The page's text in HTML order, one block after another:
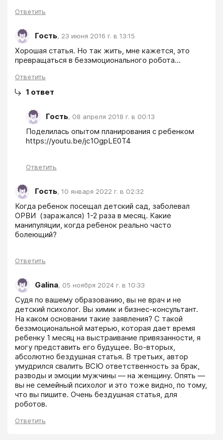
Ответить
Гость, 23 июня 2016 г. в 13:15
Хорошая статья. Но так жить, мне кажется, это
превращаться в безэмоционального робота...
Ответить
1 ответ
Гость, 08 апреля 2018 г. в 00:13
Поделилась опытом планирования с ребенком
https://youtu.be/jc1OgpLE0T4
Ответить
Гость, 10 января 2022 г. в 02:32
Когда ребенок посещал детский сад, заболевал
ОРВИ  (заражался) 1-2 раза в месяц. Какие
манипуляции, когда ребенок реально часто
болеющий?
Ответить
Galina, 05 ноября 2024 г. в 10:33
Судя по вашему образованию, вы не врач и не
детский психолог. Вы химик и бизнес-консультант.
На каком основании такие заявления? С такой
безэмоциональной матерью, которая дает время
ребенку 1 месяц на выстраивание привязанности, я
могу представить его будущее. Во-вторых,
абсолютно бездушная статья. В третьих, автор
умудрился свалить ВСЮ ответственность за брак,
разводы и эмоции мужчины — на женщину. Опять —
вы не семейный психолог и это тоже видно, по тому,
что вы пишите. Очень бездушная статья, для
роботов.
Ответить